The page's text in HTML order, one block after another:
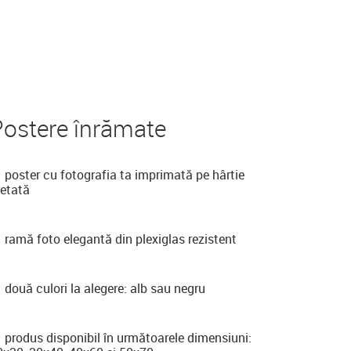
înrămate
poster cu fotografia ta imprimată pe hârtie
ramă foto elegantă din plexiglas rezistent
două culori la alegere: alb sau negru
produs disponibil în următoarele dimensiuni: